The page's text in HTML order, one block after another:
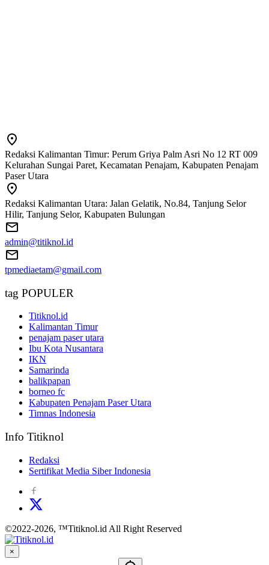
Redaksi Kalimantan Timur: Perum Griya Palm Asri No 12 RT 009
Kelurahan Sungai Paret, Kecamatan Penajam, Kabupaten Penajam
Paser Utara
Redaksi Kalimantan Utara: Jalan Gelatik, No.84, Tanjung Selor
Hilir, Tanjung Selor, Kabupaten Bulungan
admin@titiknol.id
tpmediaetam@gmail.com
tag POPULER
Titiknol.id
Kalimantan Timur
penajam paser utara
Ibu Kota Nusantara
IKN
Samarinda
balikpapan
borneo fc
Kabupaten Penajam Paser Utara
Timnas Indonesia
Info Titiknol
Redaksi
Sertifikat Media Siber Indonesia
©2022-2026, ™Titiknol.id All Right Reserved
×